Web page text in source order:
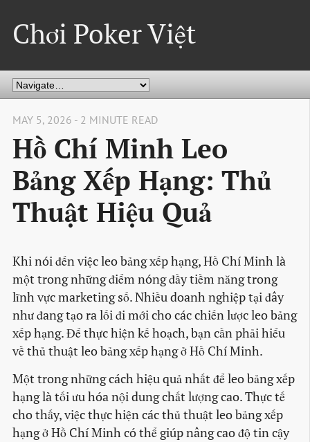
Chơi Poker Việt
MAY 5, 2026 - 2 MINUTE READ
Hồ Chí Minh Leo
Bảng Xếp Hạng: Thủ
Thuật Hiệu Quả
Khi nói đến việc leo bảng xếp hạng, Hồ Chí Minh là
một trong những điểm nóng đầy tiềm năng trong
lĩnh vực marketing số. Nhiều doanh nghiệp tại đây
như đang tạo ra lối đi mới cho các chiến lược leo bảng
xếp hạng. Để thực hiện kế hoạch, bạn cần phải hiểu
về thủ thuật leo bảng xếp hạng ở Hồ Chí Minh.
Một trong những cách hiệu quả nhất để leo bảng xếp
hạng là tối ưu hóa nội dung chất lượng cao. Thực tế
cho thấy, việc thực hiện các thủ thuật leo bảng xếp
hạng ở Hồ Chí Minh có thể giúp nâng cao độ tin cậy